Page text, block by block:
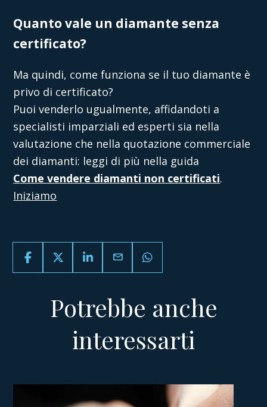
Quanto vale un diamante senza
certificato?
Ma quindi, come funziona se il tuo diamante è
privo di certificato?
Puoi venderlo ugualmente, affidandoti a
specialisti imparziali ed esperti sia nella
valutazione che nella quotazione commerciale
dei diamanti: leggi di più nella guida
Come vendere diamanti non certificati.
Iniziamo
email
Potrebbe anche
interessarti